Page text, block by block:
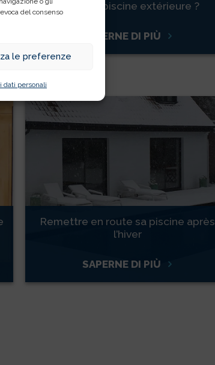
del consenso
le preferenze
dati personali
pour une piscine extérieure ?
SAPERNE DI PIÙ
Remettre en route sa piscine après
l’hiver
SAPERNE DI PIÙ